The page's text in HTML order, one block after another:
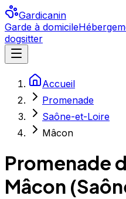
Gardicanin
Garde à domicile
dogsitter
Accueil
Promenade
Saône-et-Loire
Mâcon
Promenade
Mâcon (